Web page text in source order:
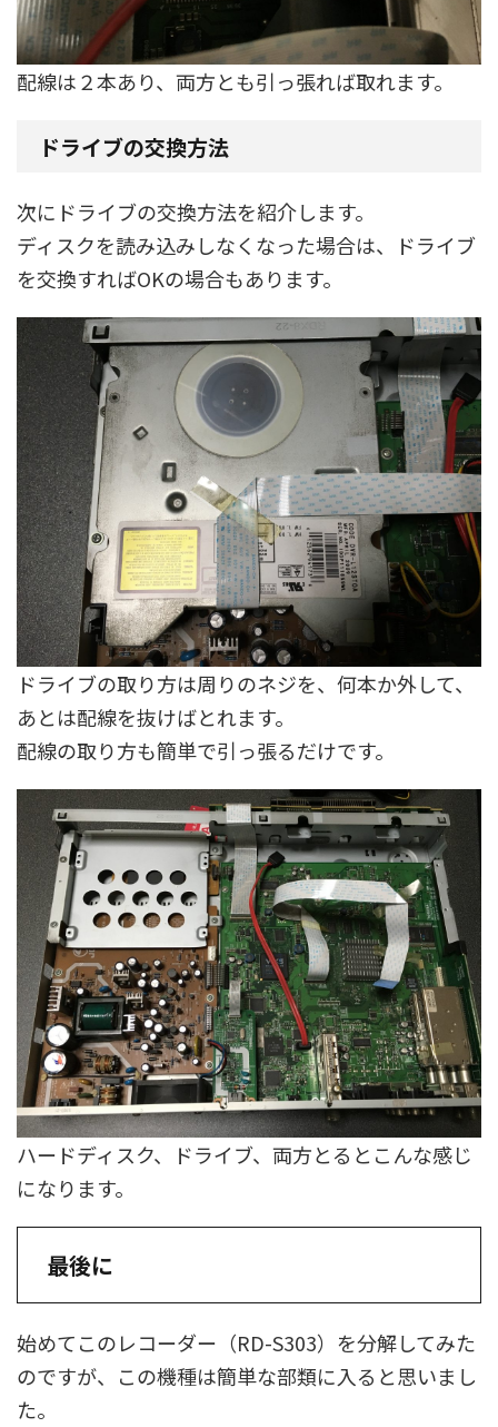
配線は２本あり、両方とも引っ張れば取れます。
ドライブの交換方法
次にドライブの交換方法を紹介します。
ディスクを読み込みしなくなった場合は、ドライブ
を交換すればOKの場合もあります。
ドライブの取り方は周りのネジを、何本か外して、
あとは配線を抜けばとれます。
配線の取り方も簡単で引っ張るだけです。
ハードディスク、ドライブ、両方とるとこんな感じ
になります。
最後に
始めてこのレコーダー（RD-S303）を分解してみた
のですが、この機種は簡単な部類に入ると思いまし
た。